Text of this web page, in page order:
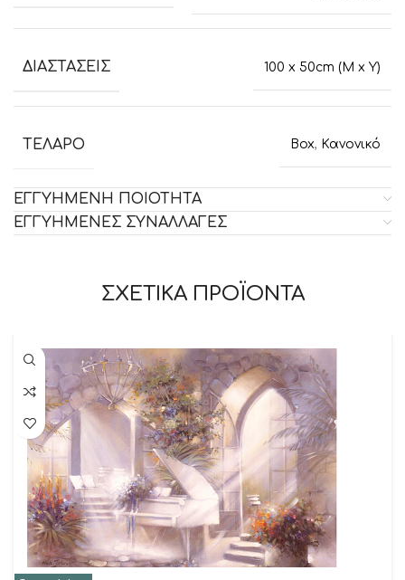
ΔΙΑΣΤΑΣΕΙΣ 100 x 50cm (M x Y)
ΤΕΛΑΡΟ Box, Κανονικό
ΕΓΓΥΗΜΕΝΗ ΠΟΙΟΤΗΤΑ
ΕΓΓΥΗΜΕΝΕΣ ΣΥΝΑΛΛΑΓΕΣ
ΣΧΕΤΙΚΑ ΠΡΟΪΟΝΤΑ